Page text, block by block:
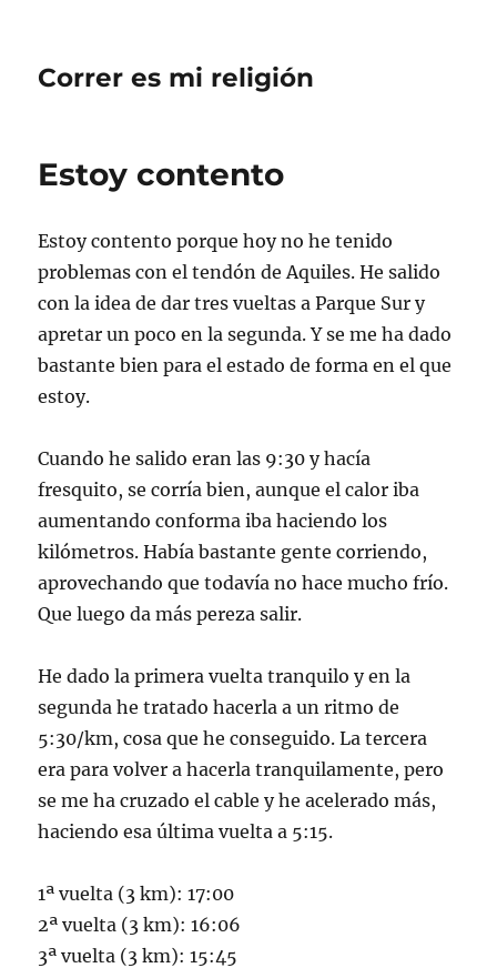
Correr es mi religión
Estoy contento
Estoy contento porque hoy no he tenido
problemas con el tendón de Aquiles. He salido
con la idea de dar tres vueltas a Parque Sur y
apretar un poco en la segunda. Y se me ha dado
bastante bien para el estado de forma en el que
estoy.
Cuando he salido eran las 9:30 y hacía
fresquito, se corría bien, aunque el calor iba
aumentando conforma iba haciendo los
kilómetros. Había bastante gente corriendo,
aprovechando que todavía no hace mucho frío.
Que luego da más pereza salir.
He dado la primera vuelta tranquilo y en la
segunda he tratado hacerla a un ritmo de
5:30/km, cosa que he conseguido. La tercera
era para volver a hacerla tranquilamente, pero
se me ha cruzado el cable y he acelerado más,
haciendo esa última vuelta a 5:15.
1ª vuelta (3 km): 17:00
2ª vuelta (3 km): 16:06
3ª vuelta (3 km): 15:45